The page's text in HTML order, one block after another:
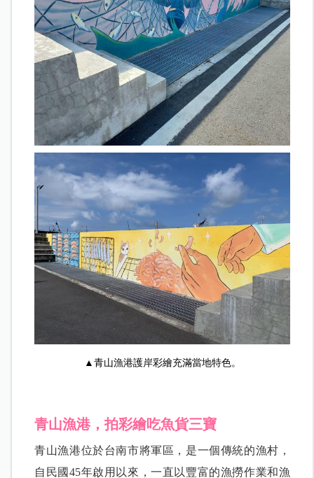
▲青山漁港護岸彩繪充滿當地特色。
青山漁港，拍彩繪吃魚貨三寶
青山漁港位於台南市將軍區，是一個傳統的漁村，
自民國45年啟用以來，一直以豐富的漁撈作業和漁